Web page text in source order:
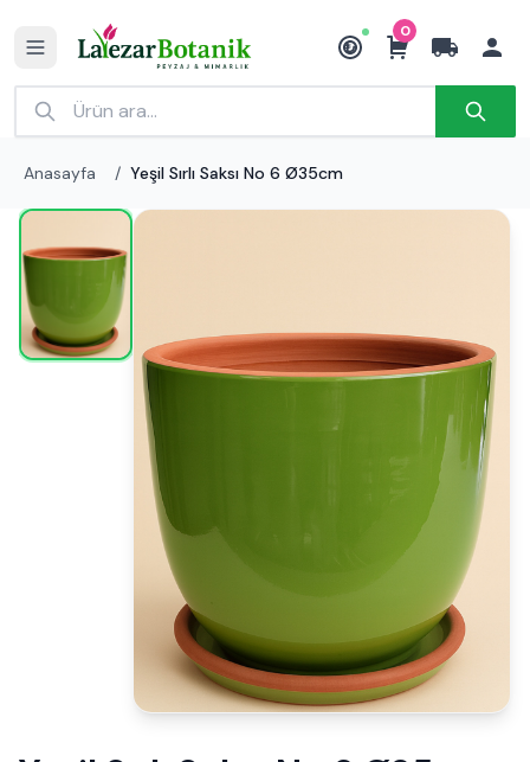
₺
0
Anasayfa / Yeşil Sırlı Saksı No 6 Ø35cm